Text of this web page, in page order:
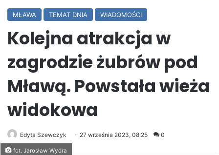
MŁAWA TEMAT DNIA WIADOMOŚCI
Kolejna atrakcja w
zagrodzie żubrów pod
Mławą. Powstała wieża
widokowa
Edyta Szewczyk 27 września 2023, 08:25 0
fot. Jarosław Wydra